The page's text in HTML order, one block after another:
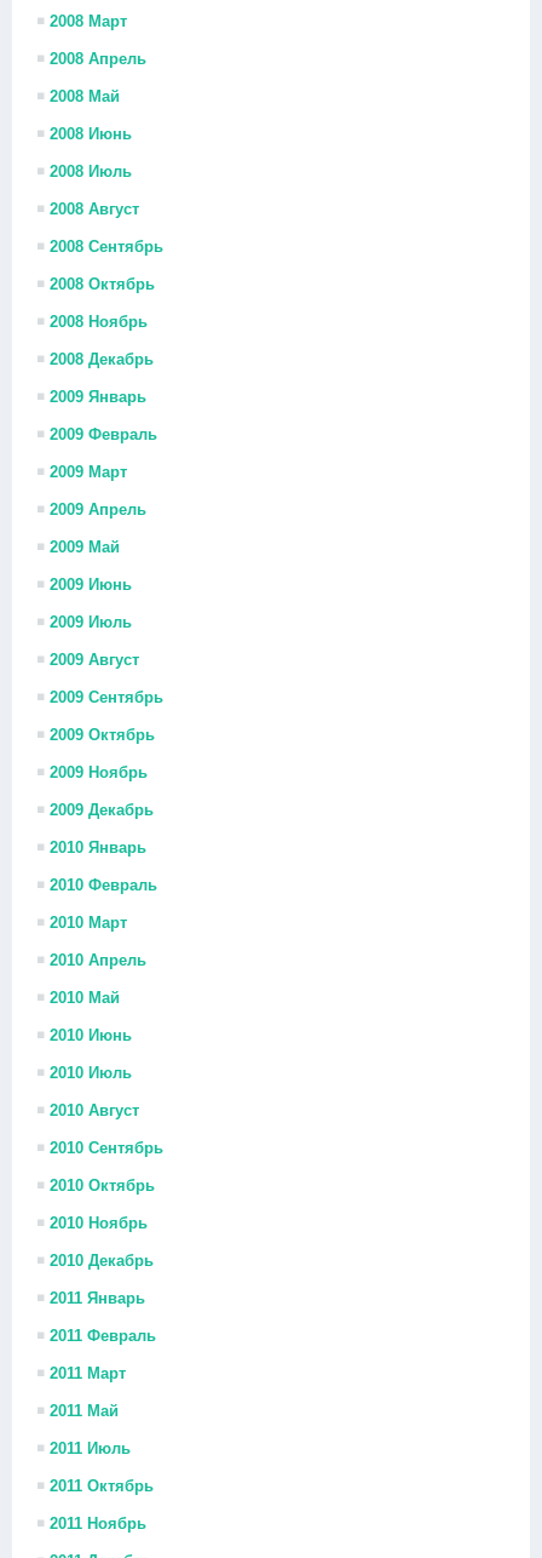
2008 Март
2008 Апрель
2008 Май
2008 Июнь
2008 Июль
2008 Август
2008 Сентябрь
2008 Октябрь
2008 Ноябрь
2008 Декабрь
2009 Январь
2009 Февраль
2009 Март
2009 Апрель
2009 Май
2009 Июнь
2009 Июль
2009 Август
2009 Сентябрь
2009 Октябрь
2009 Ноябрь
2009 Декабрь
2010 Январь
2010 Февраль
2010 Март
2010 Апрель
2010 Май
2010 Июнь
2010 Июль
2010 Август
2010 Сентябрь
2010 Октябрь
2010 Ноябрь
2010 Декабрь
2011 Январь
2011 Февраль
2011 Март
2011 Май
2011 Июль
2011 Октябрь
2011 Ноябрь